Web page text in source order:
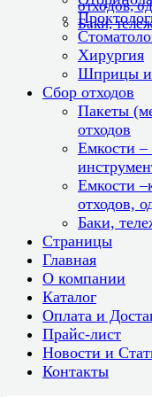
отходов,
Баки,
Хирургия
Шприцы и
Сбор отходов
Пакеты
отходов
Емкости –
Емкости
отходов,
Баки,
Страницы
Главная
О компании
Каталог
Оплата и
Прайс-лист
Новости и
Контакты